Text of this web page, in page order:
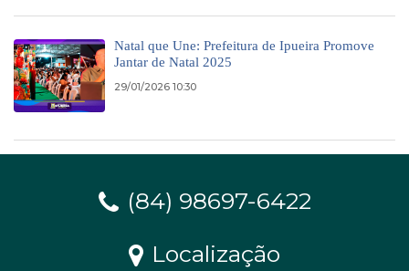
Natal que Une: Prefeitura de Ipueira Promove
Jantar de Natal 2025
29/01/2026 10:30
(84) 98697-6422
Localização